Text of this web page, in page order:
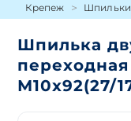
Крепеж Шпильки
Шпилька
М10х92(27/